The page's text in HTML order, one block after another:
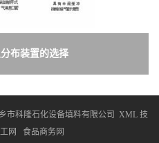
布装置的选择
市科隆石化设备填料有限公司 XML 技
网 食品商务网